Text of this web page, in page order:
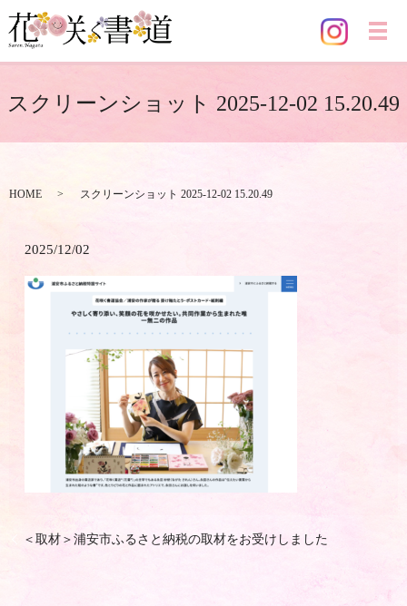
メ
スクリーンショット 2025-12-02 15.20.49
HOME スクリーンショット 2025-12-02 15.20.49
2025/12/02
＜取材＞浦安市ふるさと納税の取材をお受けしました